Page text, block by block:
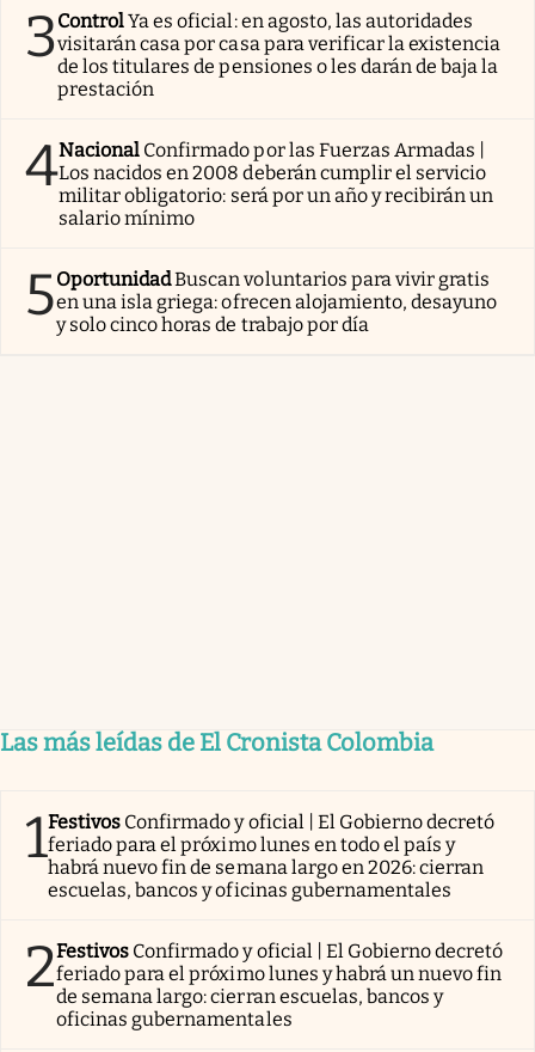
3ControlYa es oficial: en agosto, las autoridades
visitarán casa por casa para verificar la existencia
de los titulares de pensiones o les darán de baja la
prestación
4Nacional Confirmado por las Fuerzas Armadas |
Los nacidos en 2008 deberán cumplir el servicio
militar obligatorio: será por un año y recibirán un
salario mínimo
5OportunidadBuscan voluntarios para vivir gratis
en una isla griega: ofrecen alojamiento, desayuno
y solo cinco horas de trabajo por día
Las más leídas de El Cronista Colombia
1Festivos Confirmado y oficial | El Gobierno decretó
feriado para el próximo lunes en todo el país y
habrá nuevo fin de semana largo en 2026: cierran
escuelas, bancos y oficinas gubernamentales
2Festivos Confirmado y oficial | El Gobierno decretó
feriado para el próximo lunes y habrá un nuevo fin
de semana largo: cierran escuelas, bancos y
oficinas gubernamentales